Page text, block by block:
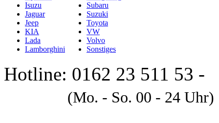
Isuzu
Jaguar
Jeep
KIA
Lada
Lamborghini
Subaru
Suzuki
Toyota
VW
Volvo
Sonstiges
Hotline: 0162 23 511 53 -
(Mo. - So. 00 - 24 Uhr)